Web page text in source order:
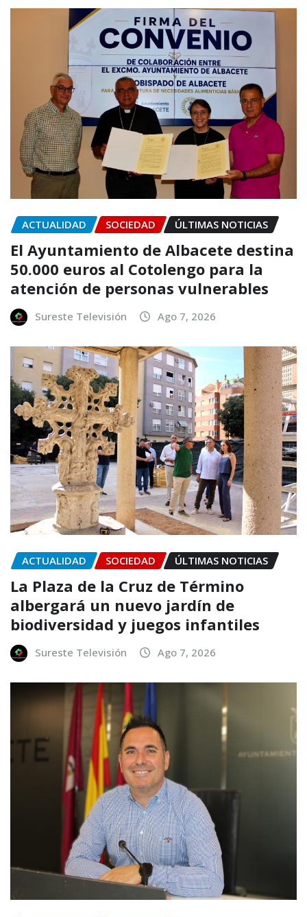
ACTUALIDAD SOCIEDAD ÚLTIMAS NOTICIAS
El Ayuntamiento de Albacete destina
50.000 euros al Cotolengo para la
atención de personas vulnerables
Sureste Televisión Ago 7, 2026
ACTUALIDAD SOCIEDAD ÚLTIMAS NOTICIAS
La Plaza de la Cruz de Término
albergará un nuevo jardín de
biodiversidad y juegos infantiles
Sureste Televisión Ago 7, 2026